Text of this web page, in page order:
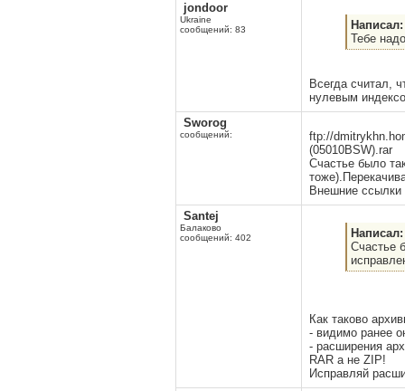
jondoor
Ukraine
сообщений: 83
Тебе
Всегда считал,
нулевым
Sworog
сообщений:
ftp://
(05010BSW).rar
Счастье было
Внешние ссылки
Santej
Балаково
сообщений: 402
Счастье
Как таково
- видимо ранее
- расширения
RAR а не ZIP!
Исправляй